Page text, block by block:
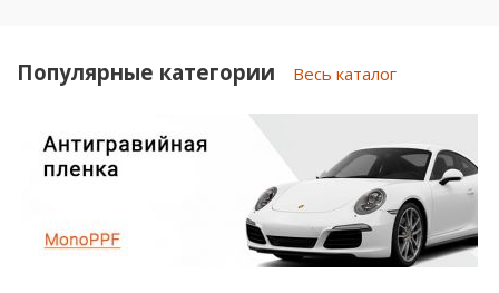
Популярные категории Весь каталог